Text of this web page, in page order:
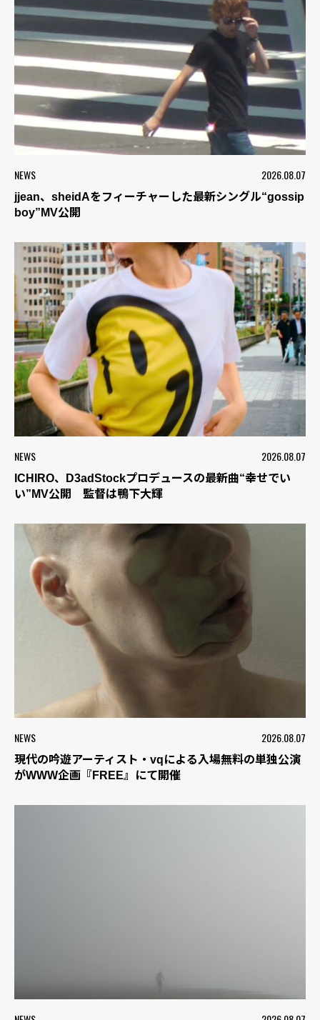
NEWS 2026.08.07
jjean、sheidAをフィーチャーした最新シングル“gossip
boy”MV公開
NEWS 2026.08.07
ICHIRO、D3adStockプロデュースの最新曲“幸せでい
い”MV公開 監督は鴨下大輝
NEWS 2026.08.07
現代の吟遊アーティスト・vqによる入場無料の単独公演
がWWW企画『FREE』にて開催